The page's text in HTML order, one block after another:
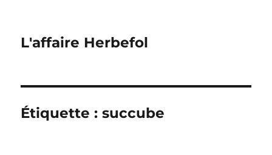
L'affaire Herbefol
Étiquette :succube